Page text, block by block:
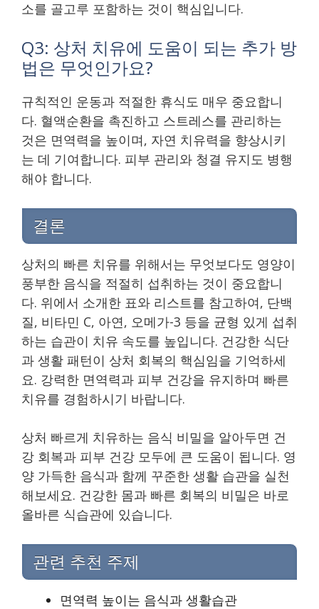
소를 골고루 포함하는 것이 핵심입니다.
Q3: 상처 치유에 도움이 되는 추가 방
법은 무엇인가요?
규칙적인 운동과 적절한 휴식도 매우 중요합니
다. 혈액순환을 촉진하고 스트레스를 관리하는
것은 면역력을 높이며, 자연 치유력을 향상시키
는 데 기여합니다. 피부 관리와 청결 유지도 병행
해야 합니다.
결론
상처의 빠른 치유를 위해서는 무엇보다도 영양이
풍부한 음식을 적절히 섭취하는 것이 중요합니
다. 위에서 소개한 표와 리스트를 참고하여, 단백
질, 비타민 C, 아연, 오메가-3 등을 균형 있게 섭취
하는 습관이 치유 속도를 높입니다. 건강한 식단
과 생활 패턴이 상처 회복의 핵심임을 기억하세
요. 강력한 면역력과 피부 건강을 유지하며 빠른
치유를 경험하시기 바랍니다.
상처 빠르게 치유하는 음식 비밀을 알아두면 건
강 회복과 피부 건강 모두에 큰 도움이 됩니다. 영
양 가득한 음식과 함께 꾸준한 생활 습관을 실천
해보세요. 건강한 몸과 빠른 회복의 비밀은 바로
올바른 식습관에 있습니다.
관련 추천 주제
면역력 높이는 음식과 생활습관